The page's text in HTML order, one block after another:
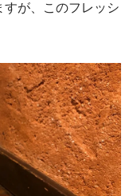
が、このフレッシ